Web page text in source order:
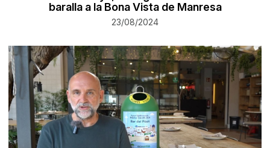
baralla a la Bona Vista de Manresa
23/08/2024